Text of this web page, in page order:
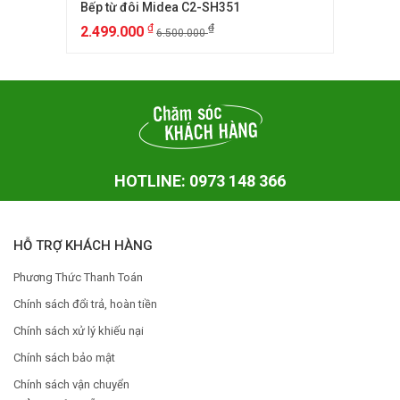
Bếp từ đôi Midea C2-SH351
2.499.000 ₫ 6.500.000₫
HOTLINE: 0973 148 366
HỖ TRỢ KHÁCH HÀNG
Phương Thức Thanh Toán
Chính sách đổi trả, hoàn tiền
Chính sách xử lý khiếu nại
Chính sách bảo mật
Chính sách vận chuyển